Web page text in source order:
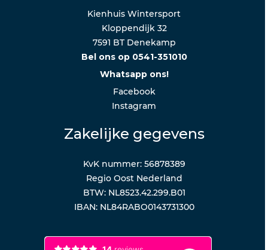
Kienhuis Wintersport
Kloppendijk 32
7591 BT Denekamp
Bel ons op 0541-351010
Whatsapp ons!
Facebook
Instagram
Zakelijke gegevens
KvK nummer: 56878389
Regio Oost Nederland
BTW: NL8523.42.299.B01
IBAN: NL84RABO0143731300